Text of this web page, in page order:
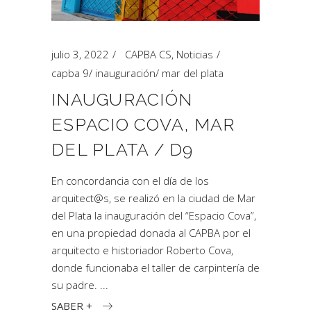
julio 3, 2022 CAPBA CS, Noticias
capba 9/ inauguración/ mar del plata
INAUGURACIÓN
ESPACIO COVA, MAR
DEL PLATA / D9
En concordancia con el día de los
arquitect@s, se realizó en la ciudad de Mar
del Plata la inauguración del “Espacio Cova”,
en una propiedad donada al CAPBA por el
arquitecto e historiador Roberto Cova,
donde funcionaba el taller de carpintería de
su padre.
SABER +